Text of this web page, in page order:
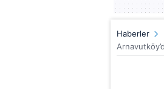
Haberler